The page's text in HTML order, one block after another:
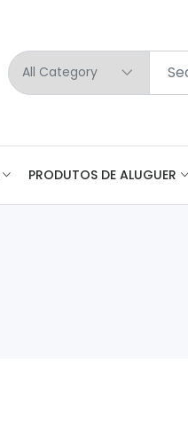
PRODUTOS DE ALUGUER